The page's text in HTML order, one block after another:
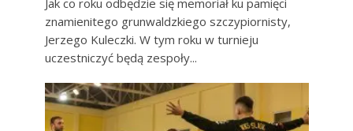
znamienitego grunwaldzkiego szczypiornisty,
Jerzego Kuleczki. W tym roku w turnieju
uczestniczyć będą zespoły...